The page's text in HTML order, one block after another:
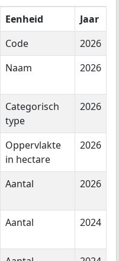
Eenheid
Jaar
Code
2026
Naam 2026
Categorisch
type
2026
Oppervlakte
in hectare
2026
Aantal 2026
Aantal 2024